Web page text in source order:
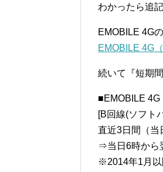
わかったら追
EMOBILE 4G
EMOBILE 4G
続いて『短期
■EMOBILE 4G
[B回線(ソフト
直近3日間（当
⇒当日6時から
※2014年1月以